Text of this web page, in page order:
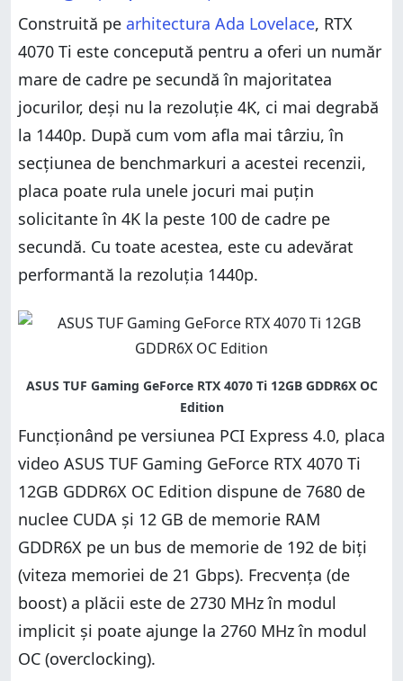
Construită pe arhitectura Ada Lovelace, RTX
4070 Ti este concepută pentru a oferi un număr
mare de cadre pe secundă în majoritatea
jocurilor, deși nu la rezoluție 4K, ci mai degrabă
la 1440p. După cum vom afla mai târziu, în
secțiunea de benchmarkuri a acestei recenzii,
placa poate rula unele jocuri mai puțin
solicitante în 4K la peste 100 de cadre pe
secundă. Cu toate acestea, este cu adevărat
performantă la rezoluția 1440p.
Funcționând pe versiunea PCI Express 4.0, placa
video ASUS TUF Gaming GeForce RTX 4070 Ti
12GB GDDR6X OC Edition dispune de 7680 de
nuclee CUDA și 12 GB de memorie RAM
GDDR6X pe un bus de memorie de 192 de biți
(viteza memoriei de 21 Gbps). Frecvența (de
boost) a plăcii este de 2730 MHz în modul
implicit și poate ajunge la 2760 MHz în modul
OC (overclocking).